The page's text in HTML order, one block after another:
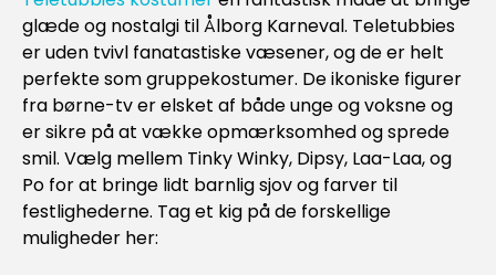
glæde og nostalgi til Ålborg Karneval. Teletubbies
er uden tvivl fanatastiske væsener, og de er helt
perfekte som gruppekostumer. De ikoniske figurer
fra børne-tv er elsket af både unge og voksne og
er sikre på at vække opmærksomhed og sprede
smil. Vælg mellem Tinky Winky, Dipsy, Laa-Laa, og
Po for at bringe lidt barnlig sjov og farver til
festlighederne. Tag et kig på de forskellige
muligheder her: